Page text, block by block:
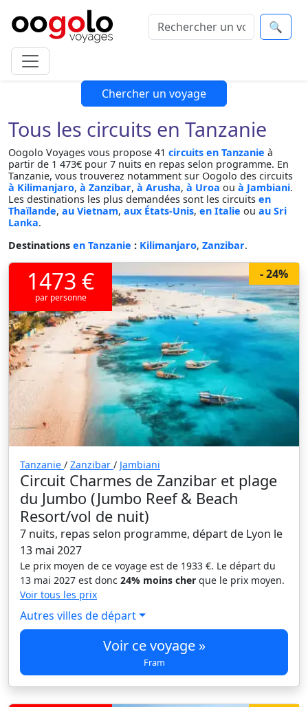
🔍
Chercher un voyage
Tous les circuits en Tanzanie
Oogolo Voyages vous propose 41 circuits en Tanzanie à
partir de 1 473€ pour 7 nuits en repas selon programme. En
Tanzanie, vous trouverez notamment sur Oogolo des circuits
à Kilimanjaro, à Zanzibar, à Arusha, à Uroa ou à Jambiani.
Les destinations les plus demandées sont les circuits en
Thaïlande, au Vietnam, aux États-Unis, en Italie ou au Sri
Lanka.
Destinations en Tanzanie : Kilimanjaro, Zanzibar.
- 24%
1473 €
par personne
Tanzanie / Zanzibar / Jambiani
Circuit Charmes de Zanzibar et plage
du Jumbo (Jumbo Reef & Beach
Resort/vol de nuit)
7 nuits, repas selon programme, départ de Lyon le
13 mai 2027
Le prix moyen de ce voyage est de 1933 €. Le départ du
13 mai 2027 est donc 24% moins cher que le prix moyen.
Voir tous les prix
Autres villes de départ
Voir ce voyage »
Fram